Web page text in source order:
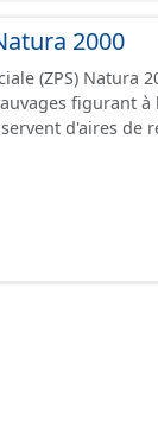
2000
(ZPS) Natura
figurant à
d'aires de